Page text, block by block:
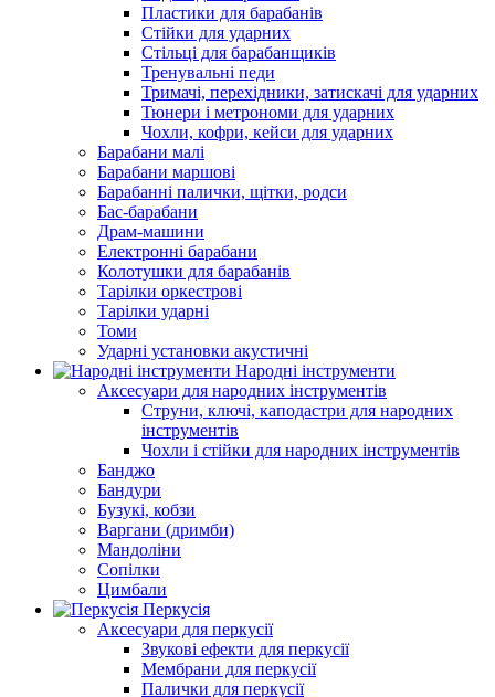
Пластики для барабанів
Стійки для ударних
Стільці для барабанщиків
Тренувальні педи
Тримачі, перехідники, затискачі для ударних
Тюнери і метрономи для ударних
Чохли, кофри, кейси для ударних
Барабани малі
Барабани маршові
Барабанні палички, щітки, родси
Бас-барабани
Драм-машини
Електронні барабани
Колотушки для барабанів
Тарілки оркестрові
Тарілки ударні
Томи
Ударні установки акустичні
Народні інструменти
Аксесуари для народних інструментів
Струни, ключі, каподастри для народних
інструментів
Чохли і стійки для народних інструментів
Банджо
Бандури
Бузукі, кобзи
Варгани (дримби)
Мандоліни
Сопілки
Цимбали
Перкусія
Аксесуари для перкусії
Звукові ефекти для перкусії
Мембрани для перкусії
Палички для перкусії